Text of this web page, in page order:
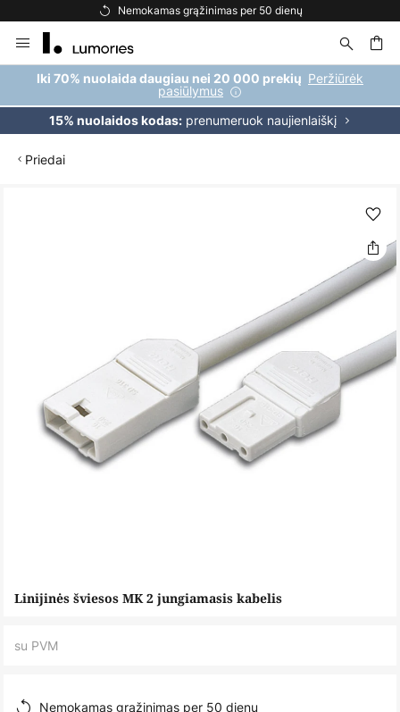
Nemokamas grąžinimas per 50 dienų
to
Content
Iki 70% nuolaida daugiau nei 20 000 prekių Peržiūrėk
pasiūlymus
15% nuolaidos kodas:prenumeruok naujienlaiškį
Priedai
Skip
the
Linijinės šviesos MK 2 jungiamasis kabelis
su PVM
Nemokamas grąžinimas per 50 dienų